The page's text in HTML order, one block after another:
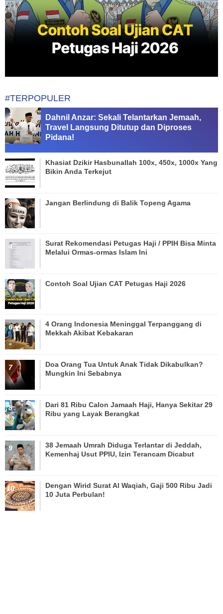
#TERPOPULER
Dahnil Anzar: Sekali Telantarkan Jemaah,
Travel Langsung Ditutup dan Diproses
Pidana!
Khasiat Dzikir Hasbunallah 100x, 450x, 1000x Yang
Bikin Anda Terkejut
Jangan Berlindung di Balik Topeng Agama
Surat Rekomendasi Petugas Haji / PPIH Bisa Minta
Melalui Ormas-ormas Islam Ini
Contoh Soal Ujian CAT Petugas Haji 2026
4 Orang Indonesia Meninggal Terpanggang di
Mekkah Akibat Kebakaran
Doa Orang Tua Untuk Anak Tidak Dikabulkan?
Mungkin Ini Sebabnya
Dari 81 Ribu Calon Jamaah Haji, Hanya Sekitar 29
Ribu yang Layak Berangkat
38 Jemaah Umrah Diduga Terlantar di Jeddah,
Kemenhaj Usut PPIU, Izin Terancam Dicabut
Dengan Wirid Surat Al Waqiah, Gaji 500 Ribu Jadi
10 Juta Perbulan!